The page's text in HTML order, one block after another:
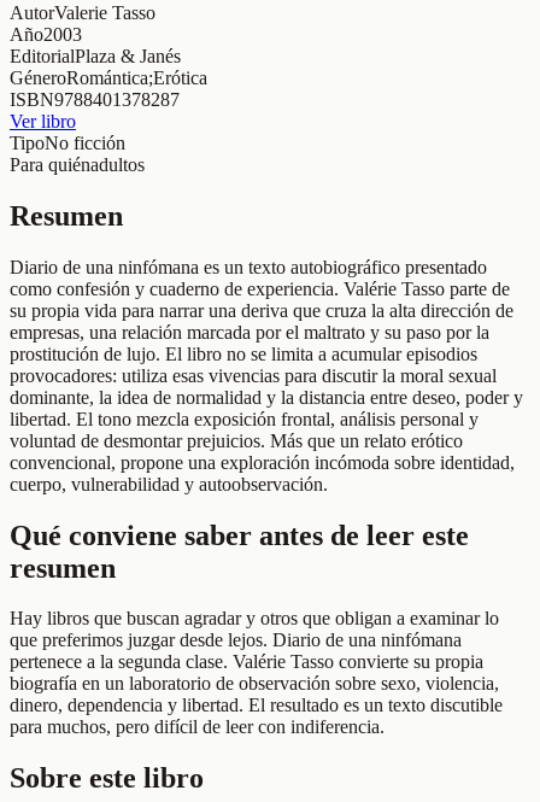
AutorValerie Tasso
Año2003
EditorialPlaza & Janés
GéneroRomántica;Erótica
ISBN9788401378287
Ver libro
TipoNo ficción
Para quiénadultos
Resumen
Diario de una ninfómana es un texto autobiográfico presentado
como confesión y cuaderno de experiencia. Valérie Tasso parte de
su propia vida para narrar una deriva que cruza la alta dirección de
empresas, una relación marcada por el maltrato y su paso por la
prostitución de lujo. El libro no se limita a acumular episodios
provocadores: utiliza esas vivencias para discutir la moral sexual
dominante, la idea de normalidad y la distancia entre deseo, poder y
libertad. El tono mezcla exposición frontal, análisis personal y
voluntad de desmontar prejuicios. Más que un relato erótico
convencional, propone una exploración incómoda sobre identidad,
cuerpo, vulnerabilidad y autoobservación.
Qué conviene saber antes de leer este
resumen
Hay libros que buscan agradar y otros que obligan a examinar lo
que preferimos juzgar desde lejos. Diario de una ninfómana
pertenece a la segunda clase. Valérie Tasso convierte su propia
biografía en un laboratorio de observación sobre sexo, violencia,
dinero, dependencia y libertad. El resultado es un texto discutible
para muchos, pero difícil de leer con indiferencia.
Sobre este libro